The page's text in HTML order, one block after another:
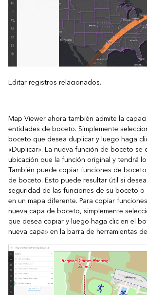
Editar registros relacionados.
Map Viewer ahora también admite la
entidades de boceto. Simplemente
boceto que desea duplicar y luego haga
«Duplicar». La nueva función de boceto se
ubicación que la función original y tendrá
También puede copiar funciones de
de boceto. Esto puede resultar útil si
seguridad de las funciones de su boceto o
en un mapa diferente. Para copiar
nueva capa de boceto, simplemente
que desea copiar y luego haga clic en el
nueva capa» en la barra de herramientas